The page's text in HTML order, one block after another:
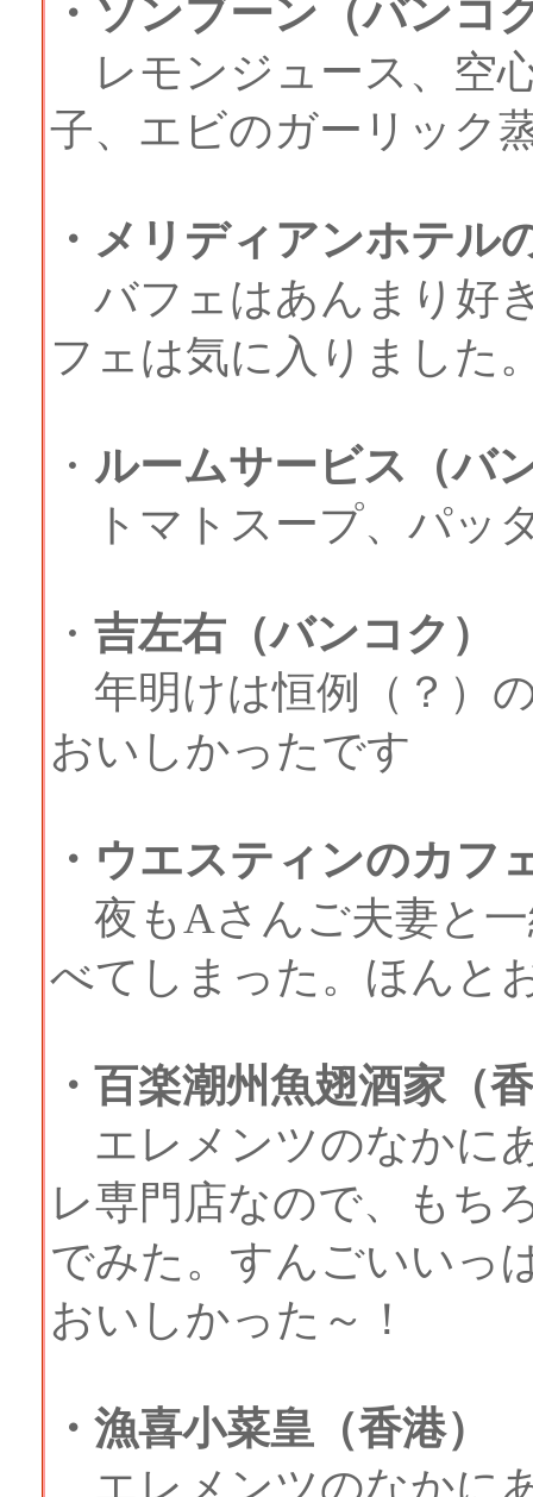
・ソンブーン（バンコ
レモンジュース、空
子、エビのガーリック
・メリディアンホテル
バフェはあんまり好
フェは気に入りました
・ ルームサービス（バ
トマトスープ、パッ
・ 吉左右（バンコク）
年明けは恒例（？）
おいしかったです
・ウエスティンのカフ
夜もAさんご夫妻と
べてしまった。ほんと
・百楽潮州魚翅酒家（
エレメンツのなかに
レ専門店なので、もち
でみた。すんごいいっ
おいしかった～！
・漁喜小菜皇（香港）
エレメンツのなかに